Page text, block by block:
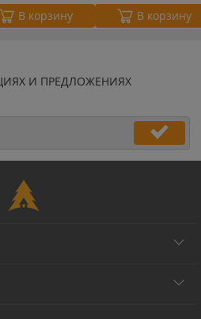
В корзину В корзину
И ПРЕДЛОЖЕНИЯХ